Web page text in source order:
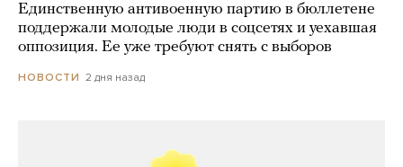
Единственную антивоенную партию в бюллетене
поддержали молодые люди в соцсетях и уехавшая
оппозиция. Ее уже требуют снять с выборов
НОВОСТИ 2 дня назад